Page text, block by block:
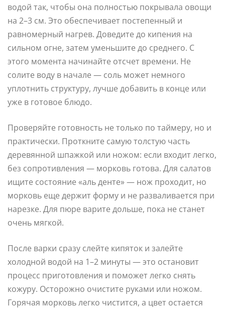
водой так, чтобы она полностью покрывала овощи
на 2–3 см. Это обеспечивает постепенный и
равномерный нагрев. Доведите до кипения на
сильном огне, затем уменьшите до среднего. С
этого момента начинайте отсчет времени. Не
солите воду в начале — соль может немного
уплотнить структуру, лучше добавить в конце или
уже в готовое блюдо.
Проверяйте готовность не только по таймеру, но и
практически. Проткните самую толстую часть
деревянной шпажкой или ножом: если входит легко,
без сопротивления — морковь готова. Для салатов
ищите состояние «аль денте» — нож проходит, но
морковь еще держит форму и не разваливается при
нарезке. Для пюре варите дольше, пока не станет
очень мягкой.
После варки сразу слейте кипяток и залейте
холодной водой на 1–2 минуты — это остановит
процесс приготовления и поможет легко снять
кожуру. Осторожно очистите руками или ножом.
Горячая морковь легко чистится, а цвет остается